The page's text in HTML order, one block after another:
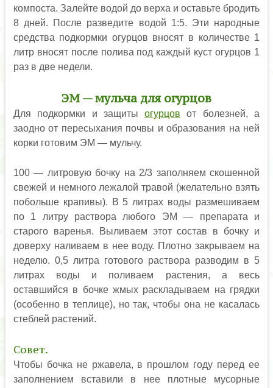
компоста. Залейте водой до верха и оставьте бродить
8 дней. После разведите водой 1:5. Эти народные
средства подкормки огурцов вносят в количестве 1
литр вносят после полива под каждый куст огурцов 1
раз в две недели.
ЭМ — мульча для огурцов
Для подкормки и защитыогурцов от болезней, а
заодно от пересыхания почвы и образования на ней
корки готовим ЭМ — мульчу.
100 — литровую бочку на 2/3 заполняем скошенной
свежей и немного лежалой травой (желательно взять
побольше крапивы). В 5 литрах воды размешиваем
по 1 литру раствора любого ЭМ — препарата и
старого варенья. Выливаем этот состав в бочку и
доверху наливаем в нее воду. Плотно закрываем на
неделю. 0,5 литра готового раствора разводим в 5
литрах воды и поливаем растения, а весь
оставшийся в бочке жмых раскладываем на грядки
(особенно в теплице), но так, чтобы она не касалась
стеблей растений.
Совет.
Чтобы бочка не ржавела, в прошлом году перед ее
заполнением вставили в нее плотные мусорные